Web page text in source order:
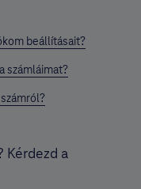
beállításait?
számláimat?
Kérdezd a